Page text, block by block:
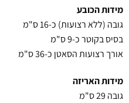
מידות הכובע
גובה (ללא רצועות) כ-16 ס"מ
בסיס בקוטר כ-9 ס"מ
אורך רצועות הסאטן כ-36 ס"מ
מידות האריזה
גובה 29 ס"מ